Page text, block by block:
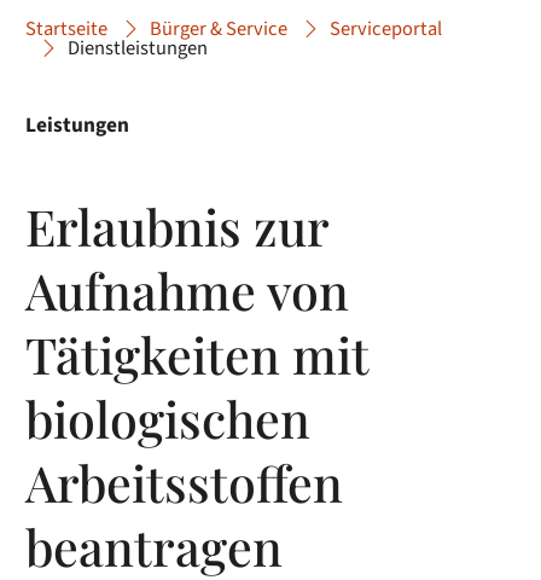
Startseite Bürger & Service Serviceportal
Dienstleistungen
Leistungen
Erlaubnis zur
Aufnahme von
Tätigkeiten mit
biologischen
Arbeitsstoffen
beantragen